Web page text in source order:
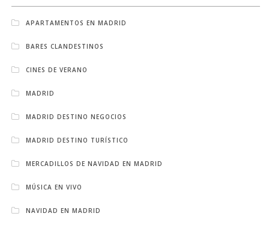
APARTAMENTOS EN MADRID
BARES CLANDESTINOS
CINES DE VERANO
MADRID
MADRID DESTINO NEGOCIOS
MADRID DESTINO TURÍSTICO
MERCADILLOS DE NAVIDAD EN MADRID
MÚSICA EN VIVO
NAVIDAD EN MADRID